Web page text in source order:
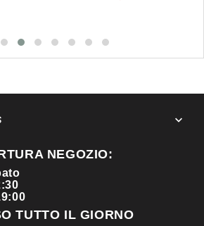

NEGOZIO:
TUTTO IL GIORNO